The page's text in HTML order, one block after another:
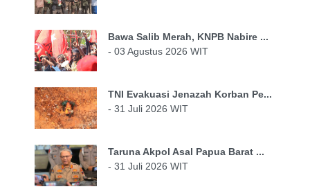
Bawa Salib Merah, KNPB Nabire ...
- 03 Agustus 2026 WIT
TNI Evakuasi Jenazah Korban Pe...
- 31 Juli 2026 WIT
Taruna Akpol Asal Papua Barat ...
- 31 Juli 2026 WIT